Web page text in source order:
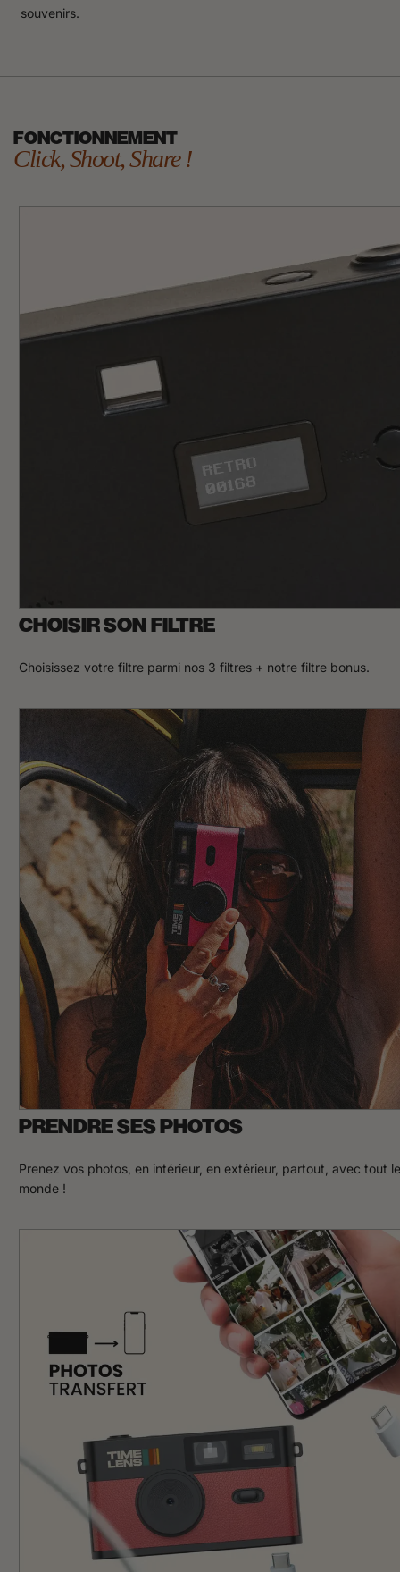
souvenirs.
FONCTIONNEMENT
Click, Shoot, Share !
CHOISIR SON FILTRE
Choisissez votre filtre parmi nos 3 filtres + notre filtre bonus.
PRENDRE SES PHOTOS
Prenez vos photos, en intérieur, en extérieur, partout, avec tout le
monde !